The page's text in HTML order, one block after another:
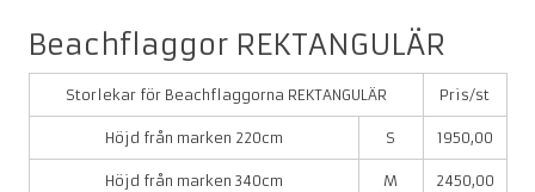
Beachflaggor REKTANGULÄR
Storlekar för Beachflaggorna REKTANGULÄR Pris/st
Höjd från marken 220cm S 1950,00
Höjd från marken 340cm M 2450,00